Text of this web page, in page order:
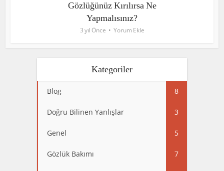
Gözlüğünüz Kırılırsa Ne
Yapmalısınız?
3 yıl Önce Yorum Ekle
Kategoriler
Blog 8
Doğru Bilinen Yanlışlar 3
Genel 5
Gözlük Bakımı 7